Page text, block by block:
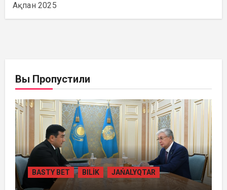
Ақпан 2025
Вы Пропустили
BASTY BET BILİK JAŃALYQTAR